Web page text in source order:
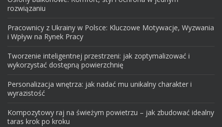
rozwiązaniu
Pracownicy z Ukrainy w Polsce: Kluczowe Motywacje, Wyzwania
i Wpływ na Rynek Pracy
Tworzenie inteligentnej przestrzeni: jak zoptymalizować i
wykorzystać dostępną powierzchnię
Personalizacja wnętrza: jak nadać mu unikalny charakter i
wyrazistość
Kompozytowy raj na świeżym powietrzu – jak zbudować idealny
taras krok po kroku